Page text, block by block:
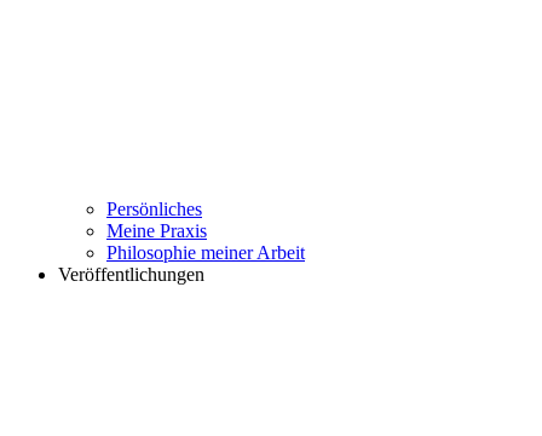
Persönliches
Meine Praxis
Philosophie meiner Arbeit
Veröffentlichungen